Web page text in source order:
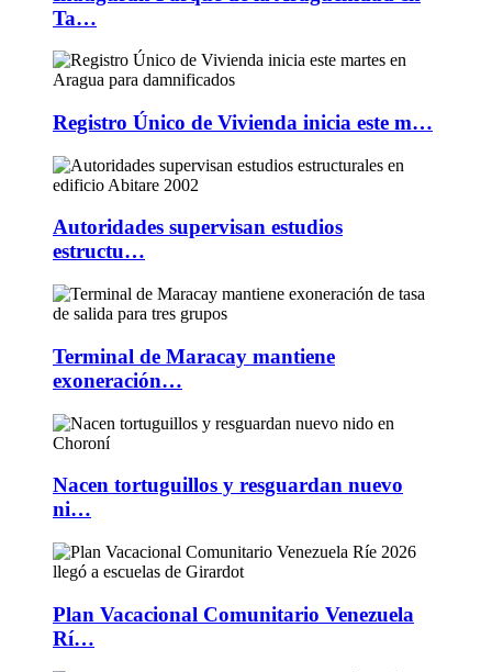
Ta…
Registro Único de Vivienda inicia este m…
Autoridades supervisan estudios
estructu…
Terminal de Maracay mantiene
exoneración…
Nacen tortuguillos y resguardan nuevo
ni…
Plan Vacacional Comunitario Venezuela
Rí…